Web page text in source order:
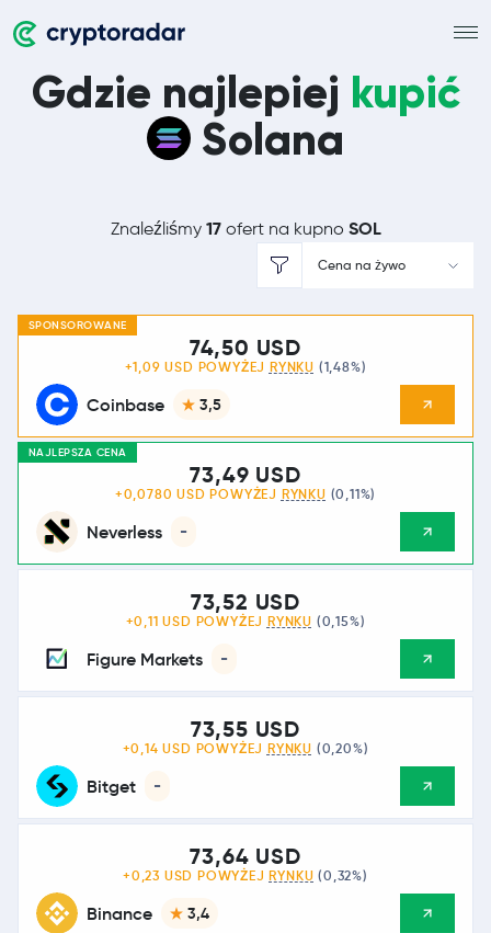
Gdzie najlepiej kupić
Solana
Znaleźliśmy 17ofert na kupno SOL
Cena na żywo
SPONSOROWANE
Coinbase 3,5
74,50 USD
+1,09 USD POWYŻEJ RYNKU (1,48%)
NAJLEPSZA CENA
Neverless -
73,49 USD
+0,0780 USD POWYŻEJ RYNKU (0,11%)
Figure Markets -
73,52 USD
+0,11 USD POWYŻEJ RYNKU (0,15%)
Bitget -
73,55 USD
+0,14 USD POWYŻEJ RYNKU (0,20%)
Binance 3,4
73,64 USD
+0,23 USD POWYŻEJ RYNKU (0,32%)